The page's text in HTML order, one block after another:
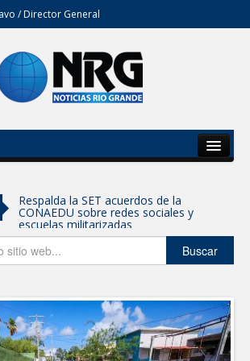
/ Director General
Del Estado
Secciones
Opinión
Respalda la SET acuerdos de la
CONAEDU sobre redes sociales y
escuelas militarizadas
AVANZAN TRABAJOS DE
MANTIENE EL RITMO DE LAS OBRAS
PRIORITARIAS
Atendió Protección Civil de Reynosa
reportes ante lluvias
Buscar